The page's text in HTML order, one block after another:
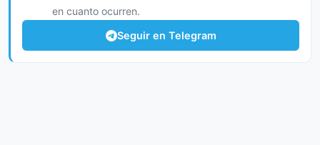
en cuanto ocurren.
Seguir en Telegram